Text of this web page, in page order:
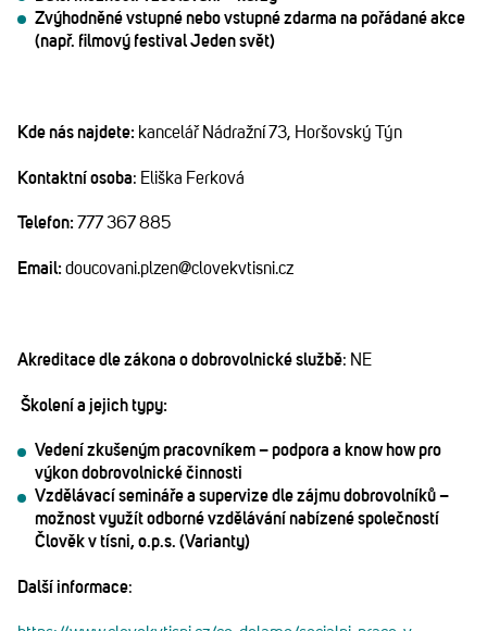
Zvýhodněné vstupné nebo vstupné zdarma na pořádané akce
(např. filmový festival Jeden svět)
Kde nás najdete: kancelář Nádražní 73, Horšovský Týn
Kontaktní osoba: Eliška Ferková
Telefon: 777 367 885
Email: doucovani.plzen@clovekvtisni.cz
Akreditace dle zákona o dobrovolnické službě: NE
Školení a jejich typy:
Vedení zkušeným pracovníkem – podpora a know how pro
výkon dobrovolnické činnosti
Vzdělávací semináře a supervize dle zájmu dobrovolníků –
možnost využít odborné vzdělávání nabízené společností
Člověk v tísni, o.p.s. (Varianty)
Další informace: